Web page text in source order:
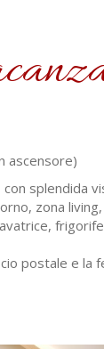
ascensore)
splendida
zona
postale e la